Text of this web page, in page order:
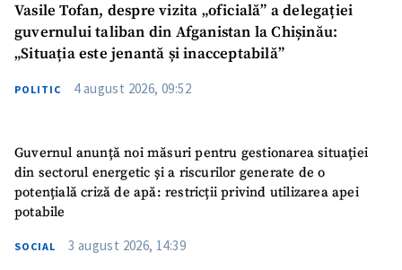
Vasile Tofan, despre vizita „oficială” a delegației
guvernului taliban din Afganistan la Chișinău:
„Situația este jenantă și inacceptabilă”
POLITIC 4 august 2026, 09:52
Guvernul anunță noi măsuri pentru gestionarea situației
din sectorul energetic și a riscurilor generate de o
potențială criză de apă: restricții privind utilizarea apei
potabile
SOCIAL 3 august 2026, 14:39